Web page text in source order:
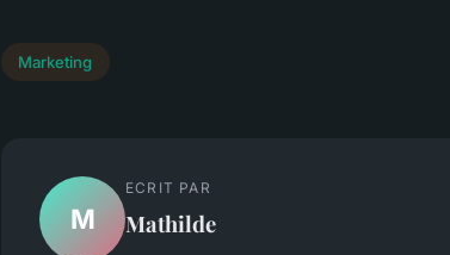
Marketing
M
ECRIT PAR
Mathilde